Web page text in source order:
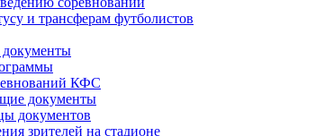
и трансферам футболистов
КФС
документы
документов
зрителей на стадионе